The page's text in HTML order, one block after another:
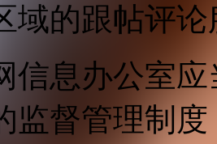
域的跟帖评
信息办公室
监督管理制